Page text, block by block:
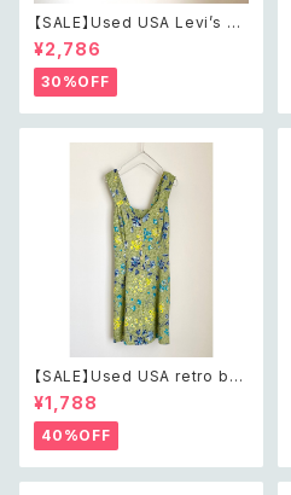
【SALE】Used USA Levi’s su
nrise design orange t shirt
レトロ アメリカ ユーズド 古着
リーバイス サンライズ デザイン
オレンジ Tシャツ XXL
¥2,786
30%OFF
【SALE】Used USA retro bot
anical flower salopette sh
ort pants レトロ アメリカ ユー
ズド 古着 ライトグリーン ボタニ
カル フラワー サロペット ショー
トパンツ
¥1,788
40%OFF